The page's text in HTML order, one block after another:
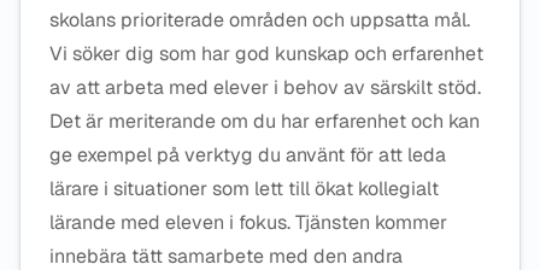
skolans prioriterade områden och uppsatta mål.
Vi söker dig som har god kunskap och erfarenhet
av att arbeta med elever i behov av särskilt stöd.
Det är meriterande om du har erfarenhet och kan
ge exempel på verktyg du använt för att leda
lärare i situationer som lett till ökat kollegialt
lärande med eleven i fokus. Tjänsten kommer
innebära tätt samarbete med den andra